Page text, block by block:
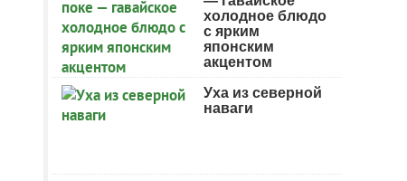
холодное блюдо
с ярким
японским
акцентом
Уха из северной
наваги